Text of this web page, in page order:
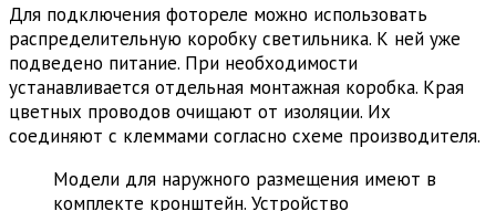
Для подключения фотореле можно использовать
распределительную коробку светильника. К ней уже
подведено питание. При необходимости
устанавливается отдельная монтажная коробка. Края
цветных проводов очищают от изоляции. Их
соединяют с клеммами согласно схеме производителя.
Модели для наружного размещения имеют в
комплекте кронштейн. Устройство